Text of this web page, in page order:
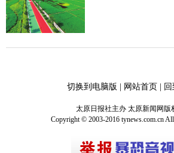
切换到电脑版 | 网站首页| 回
太原日报社主办 太原新闻网版
Copyright © 2003-2016 tynews.com.cn